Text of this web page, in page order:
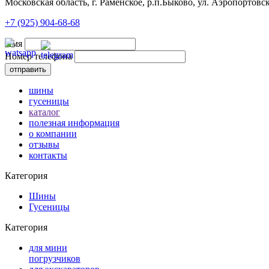
Московская область, г. Раменское, р.п.Быково, ул.
+7 (925) 904-68-68
Имя
Номер телефона
шины
гусеницы
каталог
полезная информация
о компании
отзывы
контакты
Категория
Шины
Гусеницы
Категория
для мини
погрузчиков